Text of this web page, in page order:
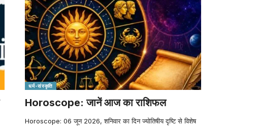
धर्म-संस्कृति
Horoscope: जानें आज का राशिफल
Horoscope: 06 जून 2026, शनिवार का दिन ज्योतिषीय दृष्टि से विशेष